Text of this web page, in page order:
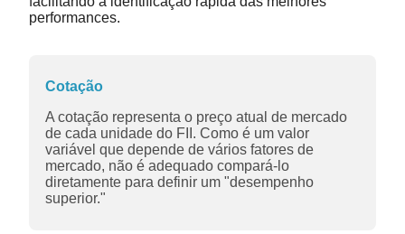
performances.
Cotação
A cotação representa o preço atual de mercado
de cada unidade do FII. Como é um valor
variável que depende de vários fatores de
mercado, não é adequado compará-lo
diretamente para definir um "desempenho
superior."